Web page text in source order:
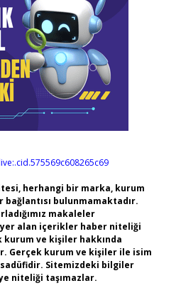
herhangi bir marka, kurum
bulunmamaktadır.
makaleler
yer alan içerikler haber niteliği
kurum ve kişiler hakkında
Gerçek kurum ve kişiler ile isim
Sitemizdeki bilgiler
niteliği taşımazlar.